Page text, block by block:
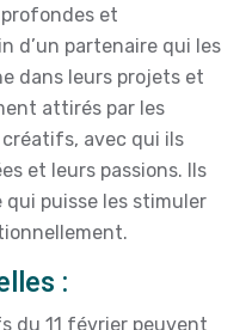
et
d’un partenaire qui les
dans leurs projets et
attirés par les
avec qui ils
et leurs passions. Ils
puisse les stimuler
:
du 11 février peuvent